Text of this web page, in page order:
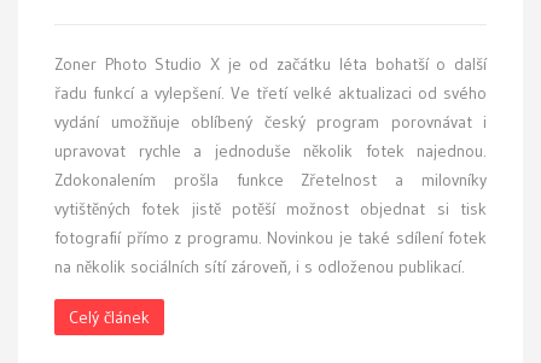
Zoner Photo Studio X je od začátku léta bohatší o další
řadu funkcí a vylepšení. Ve třetí velké aktualizaci od svého
vydání umožňuje oblíbený český program porovnávat i
upravovat rychle a jednoduše několik fotek najednou.
Zdokonalením prošla funkce Zřetelnost a milovníky
vytištěných fotek jistě potěší možnost objednat si tisk
fotografií přímo z programu. Novinkou je také sdílení fotek
na několik sociálních sítí zároveň, i s odloženou publikací.
Celý článek